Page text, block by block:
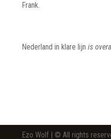
Frank.
Nederland in klare lijn is
Ezo Wolf | © All rights